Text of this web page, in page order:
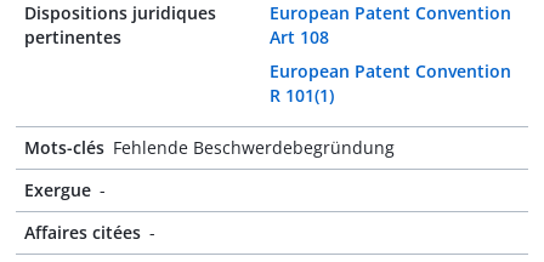
Dispositions juridiques
pertinentes
European Patent Convention
Art 108
European Patent Convention
R 101(1)
Mots-clés Fehlende Beschwerdebegründung
Exergue -
Affaires citées -